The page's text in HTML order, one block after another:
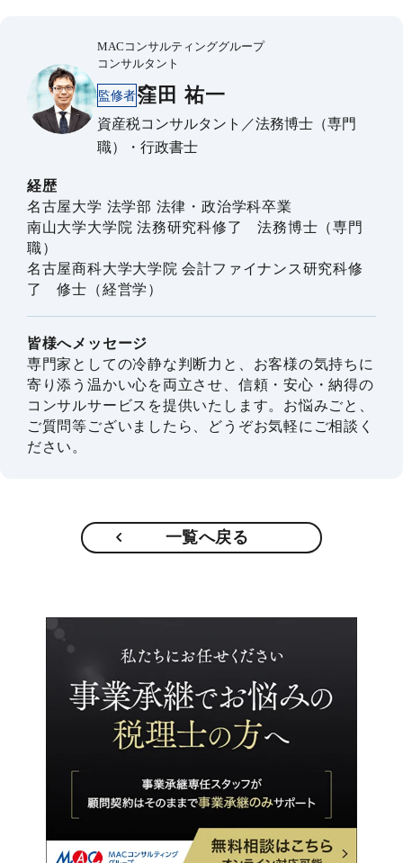
MACコンサルティンググループ
コンサルタント
監修者窪田 祐一
資産税コンサルタント／法務博士（専門
職）・行政書士
経歴
名古屋大学 法学部 法律・政治学科卒業
南山大学大学院 法務研究科修了 法務博士（専門
職）
名古屋商科大学大学院 会計ファイナンス研究科修
了 修士（経営学）
皆様へメッセージ
専門家としての冷静な判断力と、お客様の気持ちに
寄り添う温かい心を両立させ、信頼・安心・納得の
コンサルサービスを提供いたします。お悩みごと、
ご質問等ございましたら、どうぞお気軽にご相談く
ださい。
一覧へ戻る